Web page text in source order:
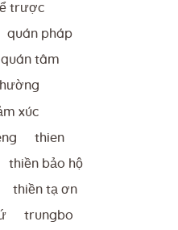
trược
quán pháp
quán tâm
xúc
thien
thiền bảo hộ
thiền tạ ơn
trungbo